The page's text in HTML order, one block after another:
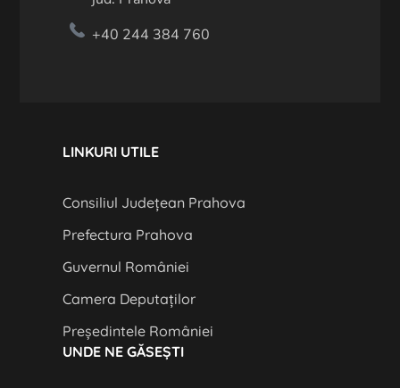
+40 244 384 760
LINKURI UTILE
Consiliul Județean Prahova
Prefectura Prahova
Guvernul României
Camera Deputaților
Președintele României
UNDE NE GĂSEȘTI